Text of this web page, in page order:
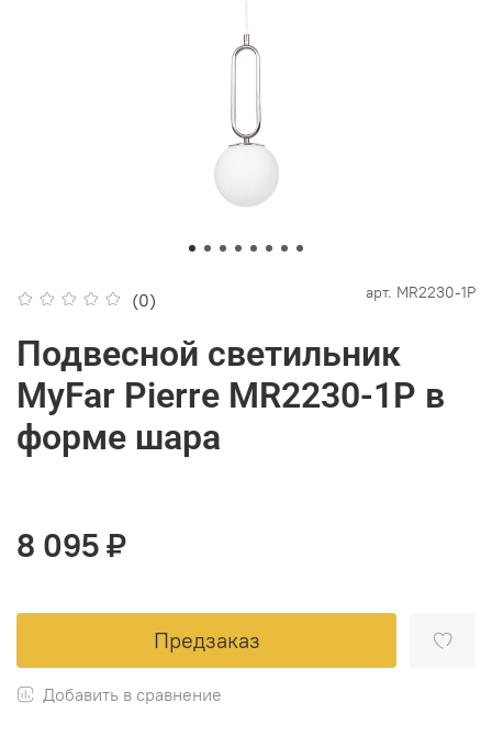
(0) арт. MR2230-1P
Подвесной светильник
MyFar Pierre MR2230-1P в
форме шара
8 095 ₽
Предзаказ
Добавить в сравнение